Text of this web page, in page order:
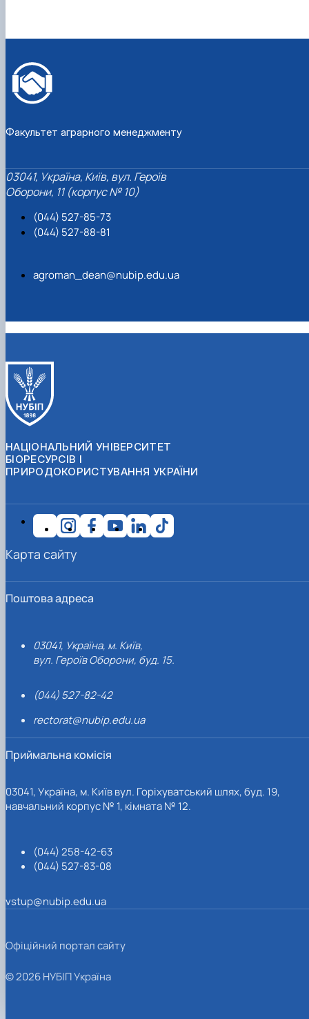
Факультет аграрного менеджменту
03041, Україна, Київ, вул. Героїв
Оборони, 11 (корпус № 10)
(044) 527-85-73
(044) 527-88-81
agroman_dean@nubip.edu.ua
НАЦІОНАЛЬНИЙ УНІВЕРСИТЕТ
БІОРЕСУРСІВ І
ПРИРОДОКОРИСТУВАННЯ УКРАЇНИ
Поштова адреса
03041, Україна, м. Київ,
вул. Героїв Оборони, буд. 15.
(044) 527-82-42
rectorat@nubip.edu.ua
Приймальна комісія
03041, Україна, м. Київ вул. Горіхуватський шлях, буд. 19,
навчальний корпус № 1, кімната № 12.
(044) 258-42-63
(044) 527-83-08
vstup@nubip.edu.ua
Карта сайту
Офіційний портал сайту
© 2026 НУБІП Україна